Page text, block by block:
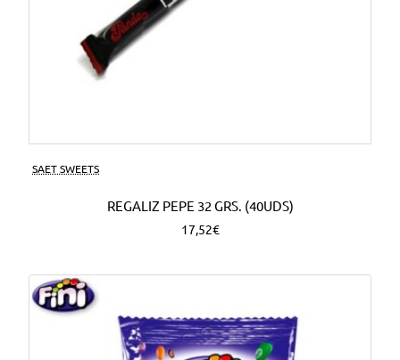
SAET SWEETS
REGALIZ PEPE 32 GRS. (40UDS)
17,52€